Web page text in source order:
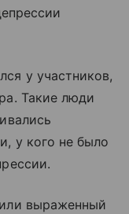
у участников,
Такие люди
у кого не было
выраженный